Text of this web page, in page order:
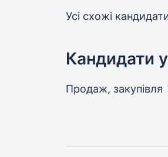
Усі схожі
Кандидати у
Продаж, закупівля